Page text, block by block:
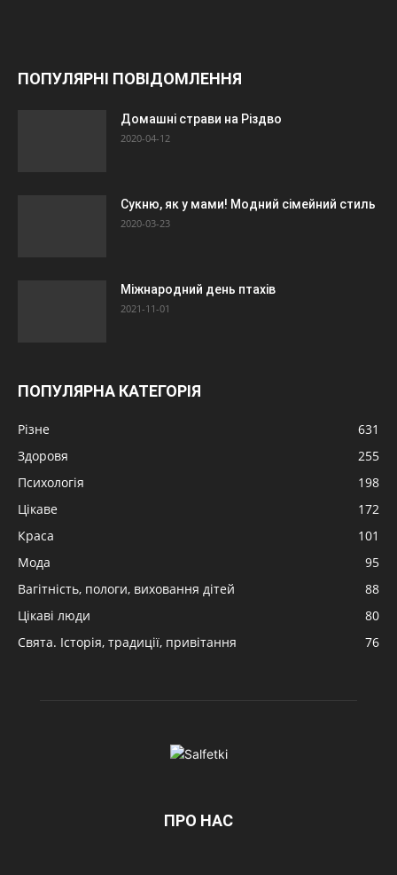
ПОПУЛЯРНІ ПОВІДОМЛЕННЯ
Домашні страви на Різдво
2020-04-12
Сукню, як у мами! Модний сімейний стиль
2020-03-23
Міжнародний день птахів
2021-11-01
ПОПУЛЯРНА КАТЕГОРІЯ
Різне
631
Здоровя
255
Психологія
198
Цікаве
172
Краса
101
Мода
95
Вагітність, пологи, виховання дітей
88
Цікаві люди
80
Свята. Історія, традиції, привітання
76
ПРО НАС